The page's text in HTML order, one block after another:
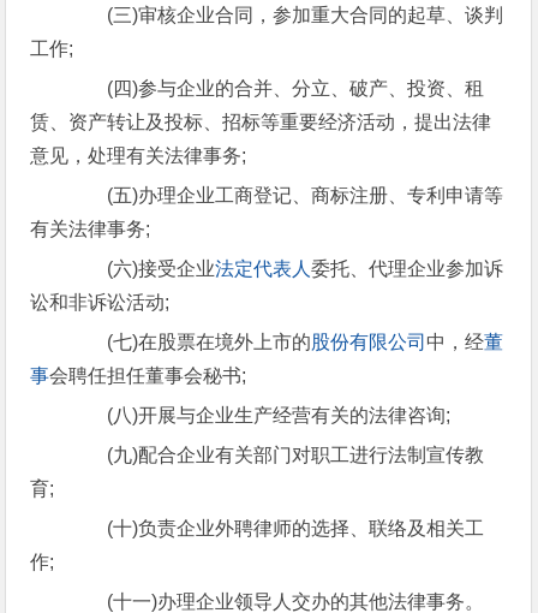
(三)审核企业合同，参加重大合同的起草、谈判
工作;
(四)参与企业的合并、分立、破产、投资、租
赁、资产转让及投标、招标等重要经济活动，提出法律
意见，处理有关法律事务;
(五)办理企业工商登记、商标注册、专利申请等
有关法律事务;
(六)接受企业法定代表人委托、代理企业参加诉
讼和非诉讼活动;
(七)在股票在境外上市的股份有限公司 中，经董
事会聘任担任董事会秘书;
(八)开展与企业生产经营有关的法律咨询;
(九)配合企业有关部门对职工进行法制宣传教
育;
(十)负责企业外聘律师的选择、联络及相关工
作;
(十一)办理企业领导人交办的其他法律事务。